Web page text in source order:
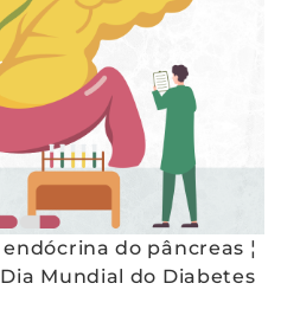
do pâncreas ¦
Mundial do Diabetes